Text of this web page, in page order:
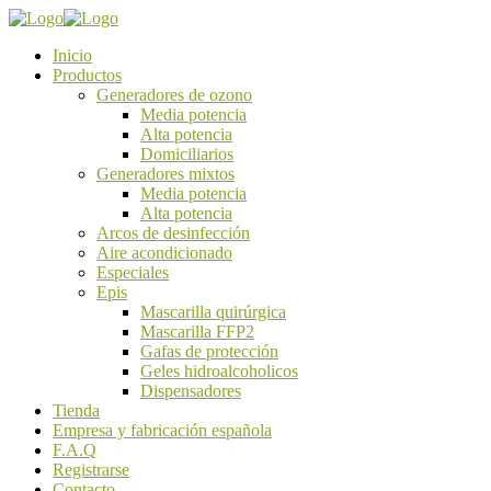
Inicio
Productos
Generadores de ozono
Media potencia
Alta potencia
Domiciliarios
Generadores mixtos
Media potencia
Alta potencia
Arcos de desinfección
Aire acondicionado
Especiales
Epis
Mascarilla quirúrgica
Mascarilla FFP2
Gafas de protección
Geles hidroalcoholicos
Dispensadores
Tienda
Empresa y fabricación española
F.A.Q
Registrarse